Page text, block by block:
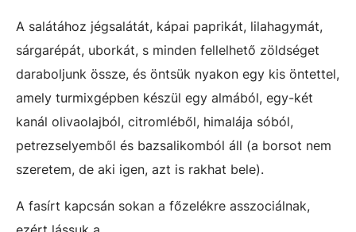
A salátához jégsalátát, kápai paprikát, lilahagymát,
sárgarépát, uborkát, s minden fellelhető zöldséget
daraboljunk össze, és öntsük nyakon egy kis öntettel,
amely turmixgépben készül egy almából, egy-két
kanál olivaolajból, citromléből, himalája sóból,
petrezselyemből és bazsalikomból áll (a borsot nem
szeretem, de aki igen, azt is rakhat bele).
A fasírt kapcsán sokan a főzelékre asszociálnak,